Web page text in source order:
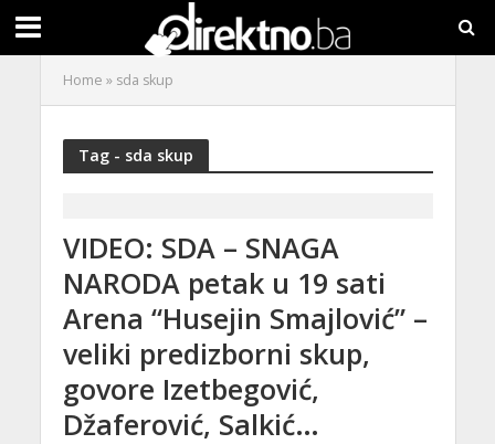
Home » sda skup
Tag - sda skup
VIDEO: SDA – SNAGA
NARODA petak u 19 sati
Arena “Husejin Smajlović” –
veliki predizborni skup,
govore Izetbegović,
Džaferović, Salkić…